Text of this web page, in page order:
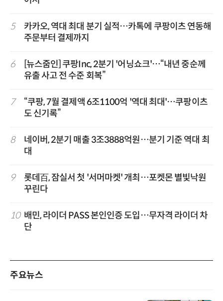
5
카카오, 역대 최대 분기 실적…카톡에 쿠팡이츠 연동해
주문부터 결제까지
6
[뉴스줌인] 쿠팡Inc, 2분기 '어닝쇼크'…“내년 중순께
유출 사고 전 수준 회복”
7
“쿠팡, 7월 결제액 6조1100억 '역대 최대'…쿠팡이츠
도 신기록”
8
네이버, 2분기 매출 3조3888억원…분기 기준 역대 최
대
9
롯데百, 잠실서 첫 '서머마켓' 개최…포켓몬 별빛낙원
꾸린다
10 배민, 라이더 PASS 본인인증 도입…무자격 라이더 차
단
주요뉴스